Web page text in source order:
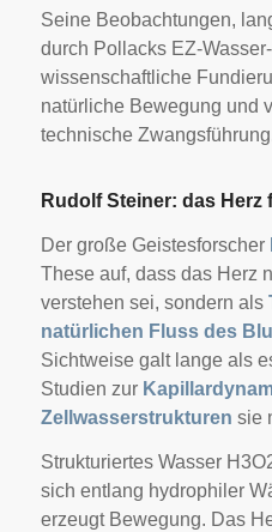
Seine Beobachtungen,
durch Pollacks EZ-
wissenschaftliche
natürliche Bewegung und
technische
Rudolf Steiner: das Herz
Der große Geistesforscher
These auf, dass das Herz
verstehen sei, sondern als
natürlichen Fluss des
Sichtweise galt lange als
Studien zur
Zellwasserstrukturen sie
Strukturiertes Wasser
sich entlang hydrophiler
erzeugt Bewegung. Das